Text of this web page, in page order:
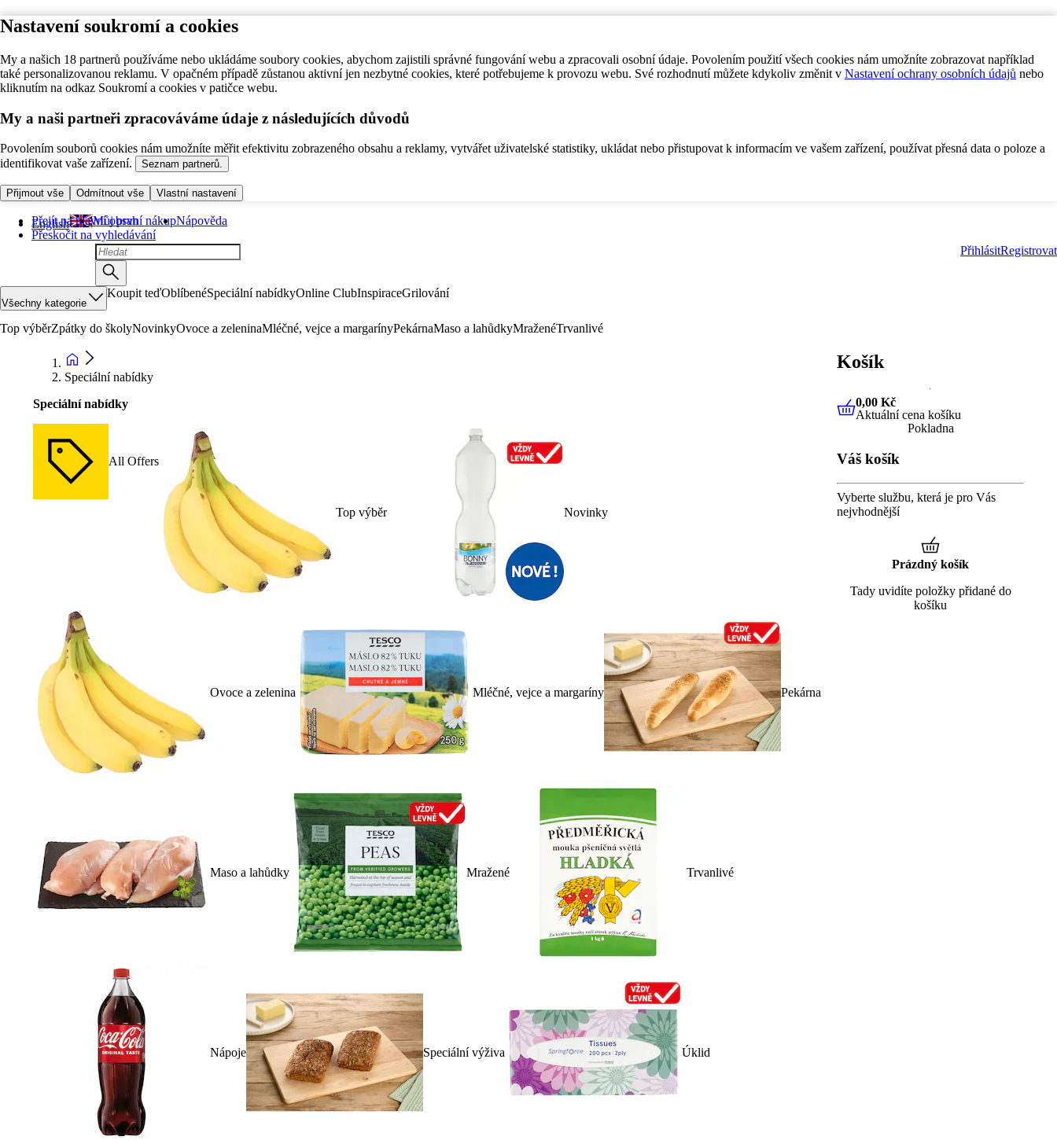
Nastavení soukromí a cookies
My a našich 18 partnerů používáme nebo ukládáme soubory cookies, abychom zajistili správné fungování webu a zpracovali osobní údaje. Povolením použití všech cookies nám umožníte zobrazovat například
také personalizovanou reklamu. V opačném případě zůstanou aktivní jen nezbytné cookies, které potřebujeme k provozu webu. Své rozhodnutí můžete kdykoliv změnit v Nastavení ochrany osobních údajů nebo
kliknutím na odkaz Soukromí a cookies v patičce webu.
My a naši partneři zpracováváme údaje z následujících důvodů
Povolením souborů cookies nám umožníte měřit efektivitu zobrazeného obsahu a reklamy, vytvářet uživatelské statistiky, ukládat nebo přistupovat k informacím ve vašem zařízení, používat přesná data o poloze a
identifikovat vaše zařízení.
Seznam partnerů.
Přijmout vše Odmítnout vše Vlastní nastavení
Přejít na hlavní obsah
Přeskočit na vyhledávání
English Můj první nákupNápověda
PřihlásitRegistrovat
Všechny kategorie
Koupit teďOblíbenéSpeciální nabídkyOnline ClubInspiraceGrilování
Top výběrZpátky do školyNovinkyOvoce a zeleninaMléčné, vejce a margarínyPekárnaMaso a lahůdkyMraženéTrvanlivé
Speciální nabídky
Speciální nabídky
All Offers
Top výběr Novinky
Ovoce a zelenina Mléčné, vejce a margaríny Pekárna
Maso a lahůdky Mražené Trvanlivé
Nápoje Speciální výživa Úklid
Košík
0,00 KčAktuální cena košíku
0,00 Kč
Aktuální cena košíku
Pokladna
Váš košík
Vyberte službu, která je pro Vás
nejvhodnější
Prázdný košík
Tady uvidíte položky přidané do
košíku